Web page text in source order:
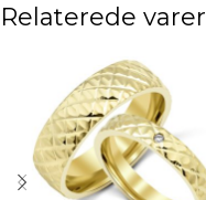
Relaterede varer